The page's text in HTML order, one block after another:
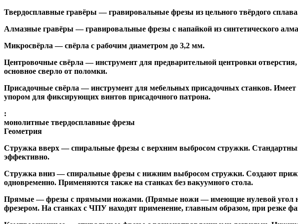
Твердосплавные гравёры — гравировальные фрезы из цельного твёрдого
Алмазные гравёры — гравировальные фрезы с напайкой из синтетического
Микросвёрла — свёрла с рабочим диаметром до 3,2 мм.
Центровочные свёрла — инструмент для предварительной центровки
основное сверло от поломки.
Присадочные свёрла — инструмент для мебельных присадочных станков.
упором для фиксирующих винтов присадочного патрона.
:
монолитные твердосплавные фрезы
Геометрия
Стружка вверх— спиральные фрезы с верхним выбросом стружки.
эффективно.
Стружка вниз— спиральные фрезы с нижним выбросом стружки. Создают
одновременно. Применяются также на станках без вакуумного стола.
Прямые— фрезы с прямыми ножами. (Прямые ножи — имеющие нулевой угол
фрезером. На станках с ЧПУ находят применение, главным образом, при резке